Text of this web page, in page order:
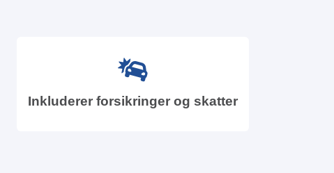
Inkluderer forsikringer og skatter